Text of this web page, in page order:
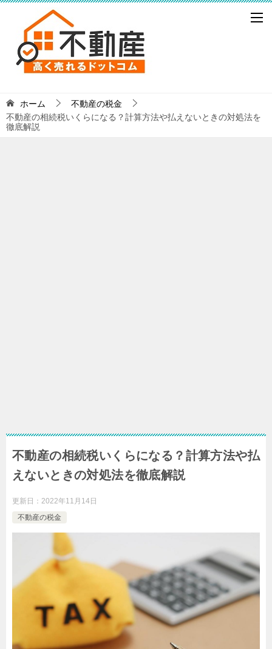
ホーム
不動産の税金
不動産の相続税いくらになる？計算方法や払えないときの対処法を
徹底解説
不動産の相続税いくらになる？計算方法や払
えないときの対処法を徹底解説
更新日： 2022年11月14日
不動産の税金